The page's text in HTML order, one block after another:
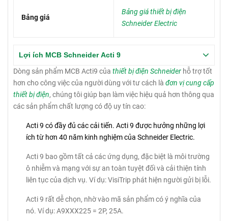
Bảng giá
Bảng giá thiết bị điện
Schneider Electric
Lợi ích MCB Schneider Acti 9
Dòng sản phẩm MCB Acti9 của thiết bị điện Schneider hỗ trợ tốt
hơn cho công việc của người dùng với tư cách là đơn vị cung cấp
thiết bị điện, chúng tôi giúp bạn làm việc hiệu quả hơn thông qua
các sản phẩm chất lượng có độ uy tín cao:
Acti 9 có đầy đủ các cải tiến. Acti 9 được hưởng những lợi
ích từ hơn 40 năm kinh nghiệm của Schneider Electric.
Acti 9 bao gồm tất cả các ứng dụng, đặc biệt là môi trường
ô nhiễm và mạng với sự an toàn tuyệt đối và cải thiện tính
liên tục của dịch vụ. Ví dụ: VisiTrip phát hiện người gửi bị lỗi.
Acti 9 rất dễ chọn, nhờ vào mã sản phẩm có ý nghĩa của
nó. Ví dụ: A9XXX225 = 2P, 25A.